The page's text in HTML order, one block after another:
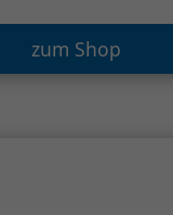
zum Shop